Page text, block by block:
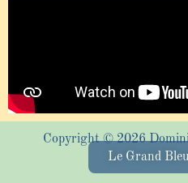
Copyright © 2026
Le Grand